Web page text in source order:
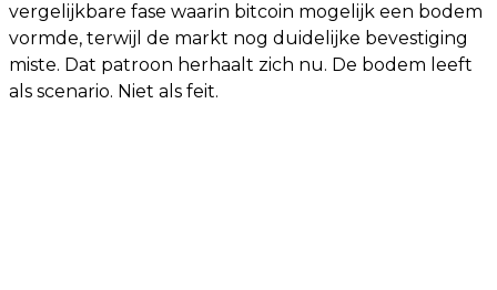
vergelijkbare fase waarin bitcoin mogelijk een bodem
vormde, terwijl de markt nog duidelijke bevestiging
miste. Dat patroon herhaalt zich nu. De bodem leeft
als scenario. Niet als feit.